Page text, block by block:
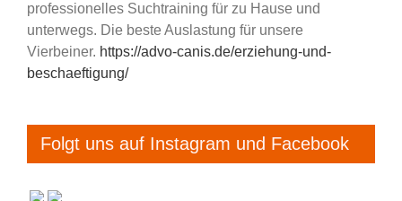
professionelles Suchtraining für zu Hause und
unterwegs. Die beste Auslastung für unsere
Vierbeiner. https://advo-canis.de/erziehung-und-
beschaeftigung/
Folgt uns auf Instagram und Facebook